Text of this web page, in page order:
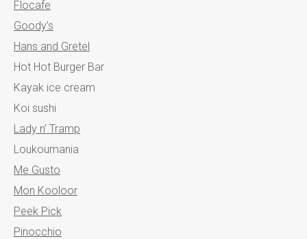
Flocafe
Goody’s
Hans and Gretel
Hot Hot Burger Bar
Kayak ice cream
Koi sushi
Lady n’ Tramp
Loukoumania
Me Gusto
Mon Kooloor
Peek Pick
Pinocchio